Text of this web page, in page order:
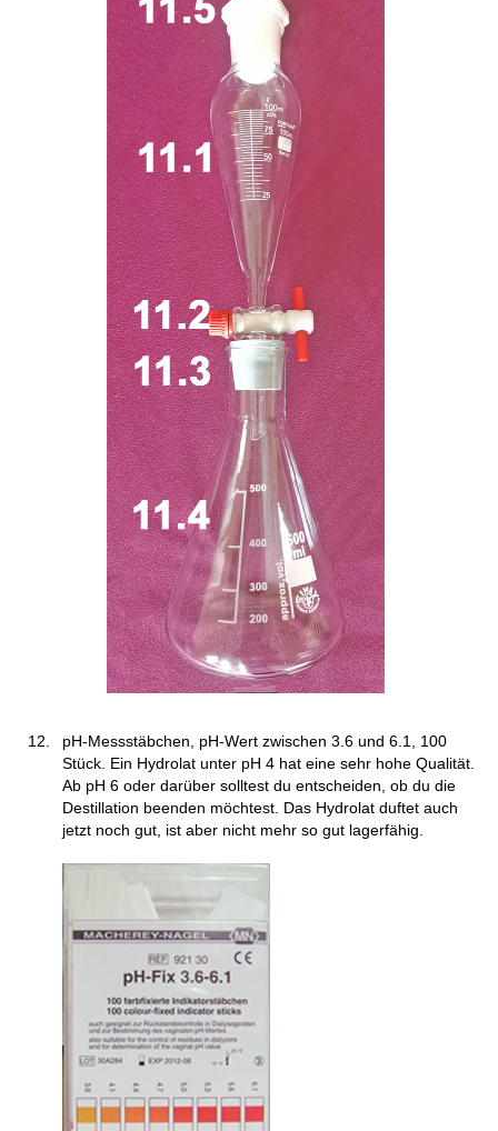
pH-Messstäbchen, pH-Wert zwischen 3.6 und 6.1, 100
Stück. Ein Hydrolat unter pH 4 hat eine sehr hohe Qualität.
Ab pH 6 oder darüber solltest du entscheiden, ob du die
Destillation beenden möchtest. Das Hydrolat duftet auch
jetzt noch gut, ist aber nicht mehr so gut lagerfähig.